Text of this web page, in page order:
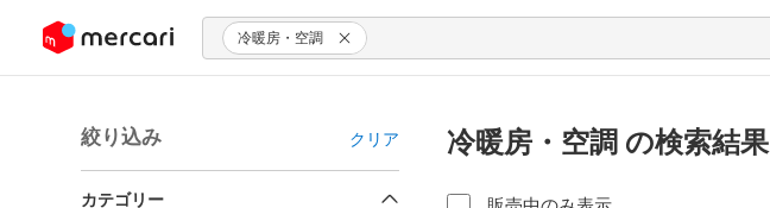
ツにスキップ 冷暖房・空調
絞り込み クリア
カテゴリー
冷暖房・空調 の検索結果